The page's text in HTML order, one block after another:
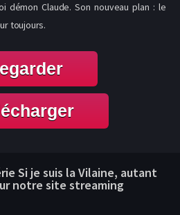
démon Claude. Son nouveau plan : le
toujours.
Si je suis la Vilaine, autant
notre site streaming